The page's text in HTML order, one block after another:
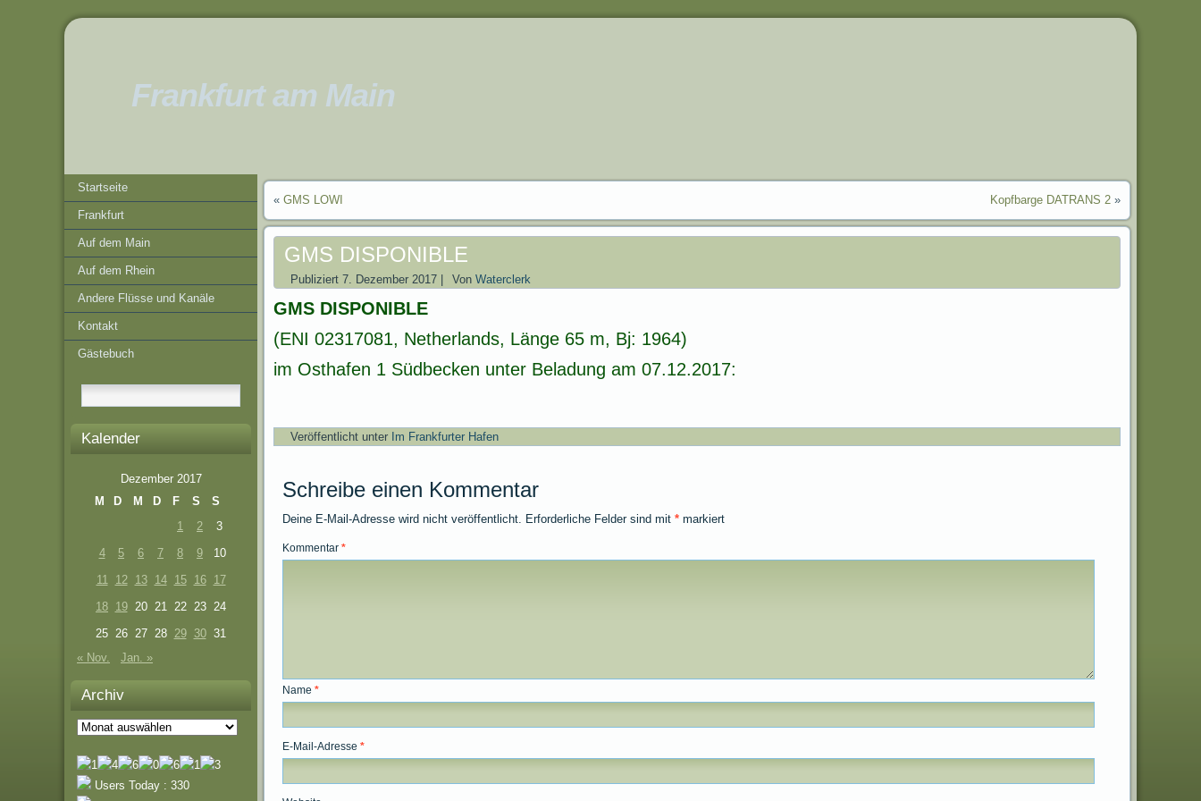
Frankfurt am Main
Startseite
Frankfurt
Auf dem Main
Auf dem Rhein
Andere Flüsse und Kanäle
Kontakt
Gästebuch
Kalender
Dezember 2017
M
D M D F S
S
1
2
3
4
5 6 7 8 9
10
11
12 13 14 15 16
17
18 19 20 21 22 23 24
25 26 27 28 29 30 31
« Nov.
Jan. »
Archiv
Archiv
Users Today : 330
« GMS LOWI Kopfbarge DATRANS 2 »
GMS DISPONIBLE
Publiziert 7. Dezember 2017 Von Waterclerk
GMS DISPONIBLE
(ENI 02317081, Netherlands, Länge 65 m, Bj: 1964)
im Osthafen 1 Südbecken unter Beladung am 07.12.2017:
Veröffentlicht unter Im Frankfurter Hafen
Schreibe einen Kommentar
Deine E-Mail-Adresse wird nicht veröffentlicht. Erforderliche Felder sind mit * markiert
Kommentar *
Name *
E-Mail-Adresse *